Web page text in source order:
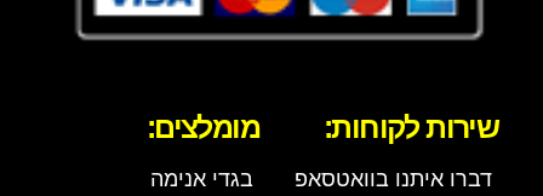
שירות לקוחות:
דברו איתנו בוואטסאפ
מומלצים:
בגדי אנימה